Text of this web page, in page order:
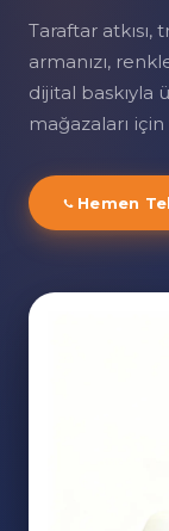
Taraftar
armanızı,
dijital baskıyla
mağazaları
Hemen